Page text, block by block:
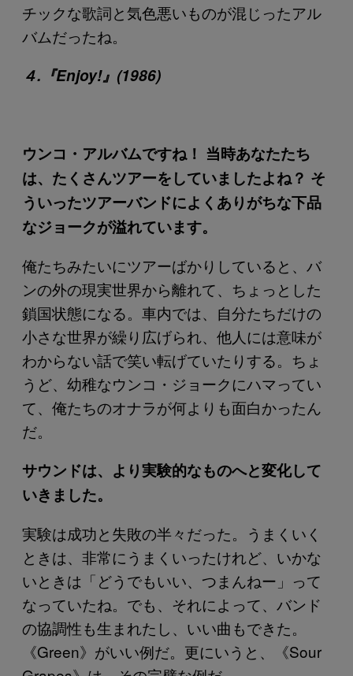
チックな歌詞と気色悪いものが混じったアル
バムだったね。
４.『Enjoy!』(1986)
ウンコ・アルバムですね！ 当時あなたたち
は、たくさんツアーをしていましたよね？ そ
ういったツアーバンドによくありがちな下品
なジョークが溢れています。
俺たちみたいにツアーばかりしていると、バ
ンの外の現実世界から離れて、ちょっとした
鎖国状態になる。車内では、自分たちだけの
小さな世界が繰り広げられ、他人には意味が
わからない話で笑い転げていたりする。ちょ
うど、幼稚なウンコ・ジョークにハマってい
て、俺たちのオナラが何よりも面白かったん
だ。
サウンドは、より実験的なものへと変化して
いきました。
実験は成功と失敗の半々だった。うまくいく
ときは、非常にうまくいったけれど、いかな
いときは「どうでもいい、つまんねー」って
なっていたね。でも、それによって、バンド
の協調性も生まれたし、いい曲もできた。
《Green》がいい例だ。更にいうと、《Sour